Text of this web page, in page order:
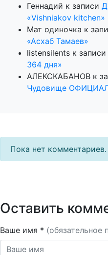
Геннадий к записи
«Vishniakov kitchen»
Мат одиночка к
«Асхаб Тамаев»
listensilents к записи
364 дня»
АЛЕКСКАБАНОВ к
Чудовище
Пока нет комментариев.
Оставить
Ваше имя * (обязательное